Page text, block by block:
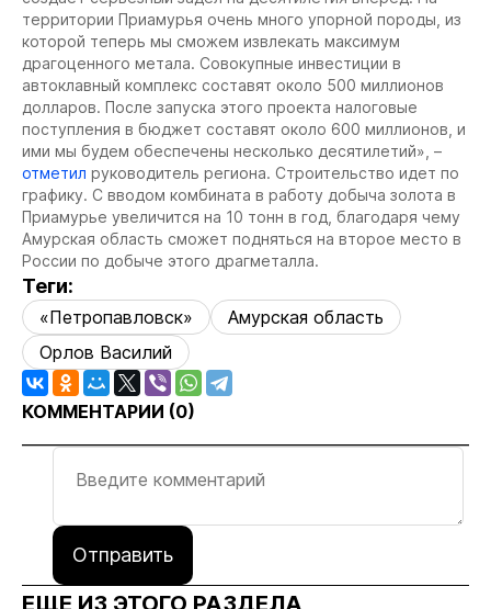
территории Приамурья очень много упорной породы, из
которой теперь мы сможем извлекать максимум
драгоценного метала. Совокупные инвестиции в
автоклавный комплекс составят около 500 миллионов
долларов. После запуска этого проекта налоговые
поступления в бюджет составят около 600 миллионов, и
ими мы будем обеспечены несколько десятилетий», –
отметил руководитель региона. Строительство идет по
графику. С вводом комбината в работу добыча золота в
Приамурье увеличится на 10 тонн в год, благодаря чему
Амурская область сможет подняться на второе место в
России по добыче этого драгметалла.
Теги:
«Петропавловск»
Амурская область
Орлов Василий
КОММЕНТАРИИ (0)
Отправить
ЕЩЕ ИЗ ЭТОГО РАЗДЕЛА